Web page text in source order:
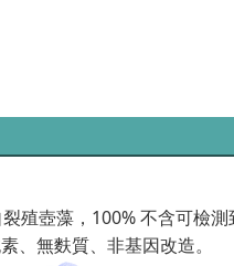
殖壺藻，100% 不含可檢
、無麩質、非基因改造。